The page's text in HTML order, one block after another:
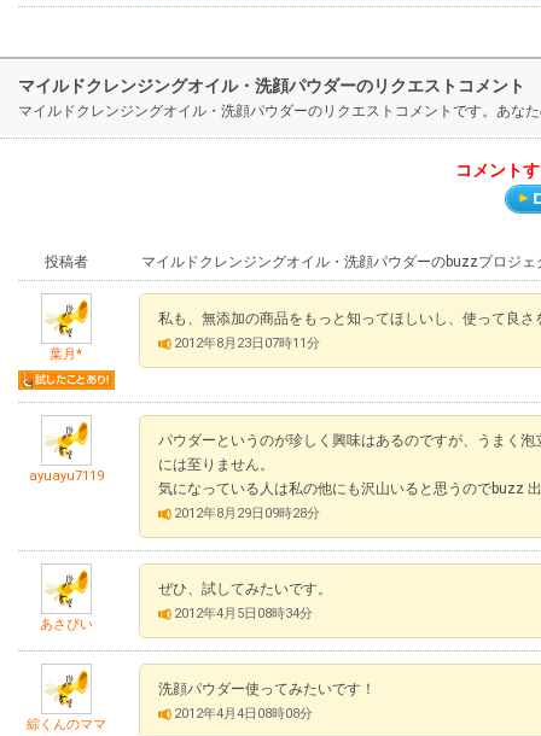
マイルドクレンジングオイル・洗顔パウダーのリクエストコメント
マイルドクレンジングオイル・洗顔パウダーのリクエストコメントです。あな
コメント
投稿者 マイルドクレンジングオイル・洗顔パウダーのbuzzプロジ
葉月*
私も、無添加の商品をもっと知ってほしいし、使って良さ
2012年8月23日07時11分
ayuayu7119
パウダーというのが珍しく興味はあるのですが、うまく
には至りません。
気になっている人は私の他にも沢山いると思うのでbuzz
2012年8月29日09時28分
あさぴい
ぜひ、試してみたいです。
2012年4月5日08時34分
綜くんのママ
洗顔パウダー使ってみたいです！
2012年4月4日08時08分